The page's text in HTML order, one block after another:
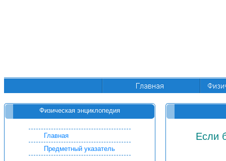
Физическая энциклопедия
Главная
Предметный указатель
Если